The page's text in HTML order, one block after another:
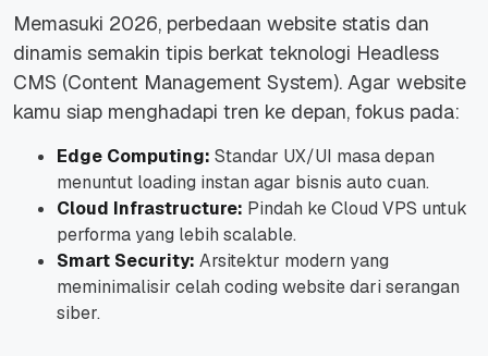
Memasuki 2026, perbedaan website statis dan
dinamis semakin tipis berkat teknologi Headless
CMS (Content Management System). Agar website
kamu siap menghadapi tren ke depan, fokus pada:
Edge Computing: Standar UX/UI masa depan
menuntut loading instan agar bisnis auto cuan.
Cloud Infrastructure: Pindah ke Cloud VPS untuk
performa yang lebih scalable.
Smart Security: Arsitektur modern yang
meminimalisir celah coding websitedari serangan
siber.